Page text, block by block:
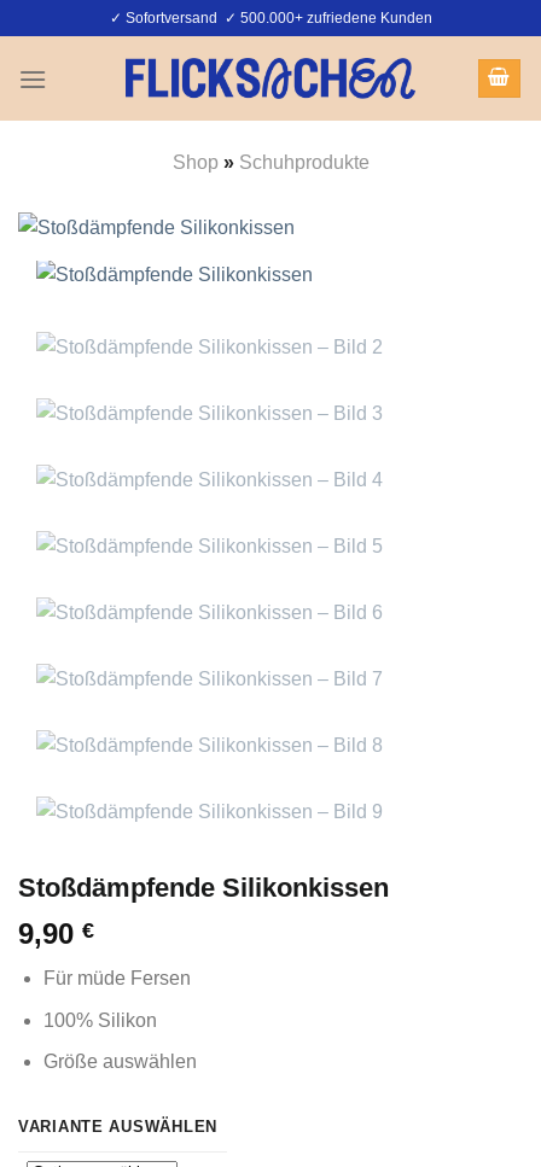
springen
✓ Sofortversand ✓ 500.000+ zufriedene Kunden
Shop » Schuhprodukte
Stoßdämpfende Silikonkissen
9,90 €
Für müde Fersen
100% Silikon
Größe auswählen
VARIANTE AUSWÄHLEN